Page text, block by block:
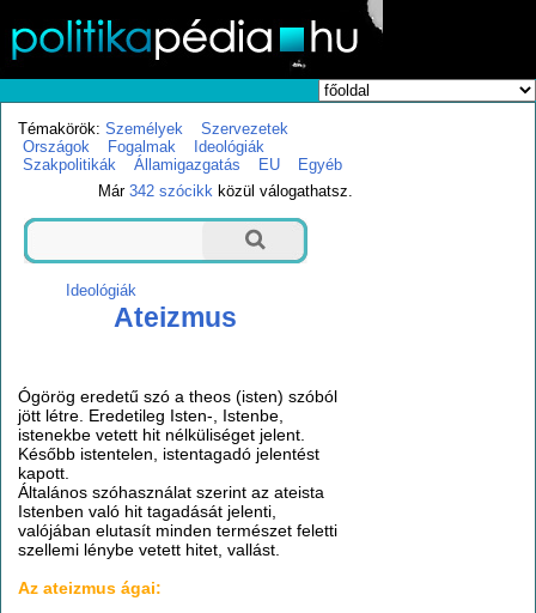
Témakörök: Személyek
Szervezetek
Országok
Fogalmak
Ideológiák
Szakpolitikák
Államigazgatás EU
Egyéb
Már342 szócikk közül válogathatsz.
Ideológiák
Ateizmus
Ógörög eredetű szó a theos (isten) szóból
jött létre. Eredetileg Isten-, Istenbe,
istenekbe vetett hit nélküliséget jelent.
Később istentelen, istentagadó jelentést
kapott.
Általános szóhasználat szerint az ateista
Istenben való hit tagadását jelenti,
valójában elutasít minden természet feletti
szellemi lénybe vetett hitet, vallást.
Az ateizmus ágai: